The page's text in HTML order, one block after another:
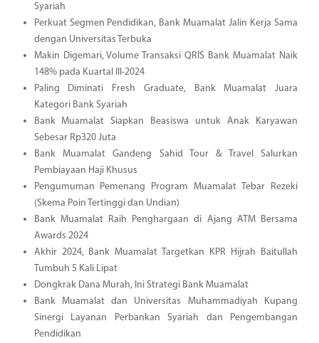
Syariah
Perkuat Segmen Pendidikan, Bank Muamalat Jalin Kerja Sama
dengan Universitas Terbuka
Makin Digemari, Volume Transaksi QRIS Bank Muamalat Naik
148% pada Kuartal III-2024
Paling Diminati Fresh Graduate, Bank Muamalat Juara
Kategori Bank Syariah
Bank Muamalat Siapkan Beasiswa untuk Anak Karyawan
Sebesar Rp320 Juta
Bank Muamalat Gandeng Sahid Tour & Travel Salurkan
Pembiayaan Haji Khusus
Pengumuman Pemenang Program Muamalat Tebar Rezeki
(Skema Poin Tertinggi dan Undian)
Bank Muamalat Raih Penghargaan di Ajang ATM Bersama
Awards 2024
Akhir 2024, Bank Muamalat Targetkan KPR Hijrah Baitullah
Tumbuh 5 Kali Lipat
Dongkrak Dana Murah, Ini Strategi Bank Muamalat
Bank Muamalat dan Universitas Muhammadiyah Kupang
Sinergi Layanan Perbankan Syariah dan Pengembangan
Pendidikan